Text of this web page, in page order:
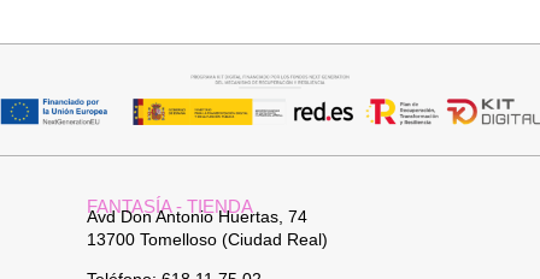
FANTASÍA - TIENDA
Avd Don Antonio Huertas, 74
13700 Tomelloso (Ciudad Real)